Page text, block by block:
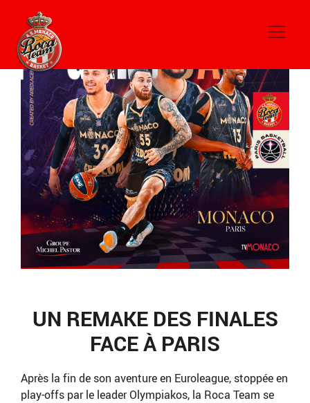
UN REMAKE DES FINALES
FACE À PARIS
Après la fin de son aventure en Euroleague, stoppée en
play-offs par le leader Olympiakos, la Roca Team se